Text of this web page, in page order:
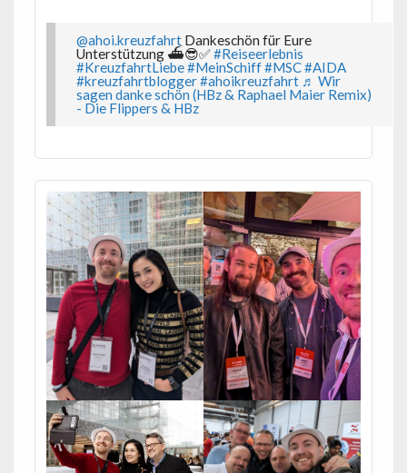
@ahoi.kreuzfahrt Dankeschön für Eure
Unterstützung ⛴️😎✅#Reiseerlebnis
#KreuzfahrtLiebe#MeinSchiff#MSC#AIDA
#kreuzfahrtblogger#ahoikreuzfahrt ♬ Wir
sagen danke schön (HBz & Raphael Maier Remix)
- Die Flippers & HBz